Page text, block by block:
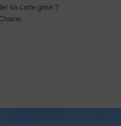
sa carte grise ?